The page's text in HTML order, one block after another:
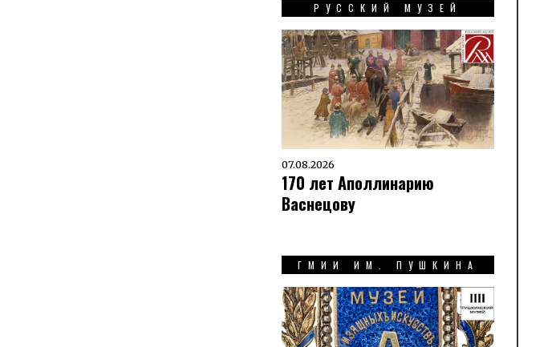
РУССКИЙ МУЗЕЙ
07.08.2026
170 лет Аполлинарию
Васнецову
ГМИИ ИМ. ПУШКИНА